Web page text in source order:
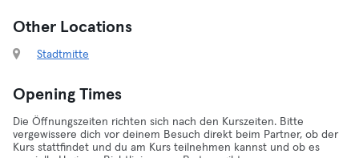
Other Locations
Stadtmitte
Opening Times
Die Öffnungszeiten richten sich nach den Kurszeiten. Bitte
vergewissere dich vor deinem Besuch direkt beim Partner, ob der
Kurs stattfindet und du am Kurs teilnehmen kannst und ob es